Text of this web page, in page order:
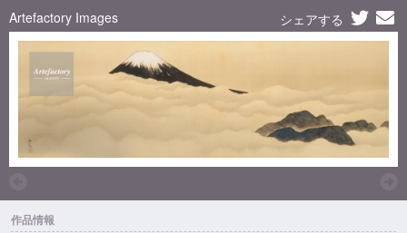
Artefactory Images シェアする
作品情報